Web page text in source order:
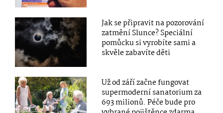
Jak se připravit na pozorování
zatmění Slunce? Speciální
pomůcku si vyrobíte sami a
skvěle zabavíte děti
Už od září začne fungovat
supermoderní sanatorium za
693 milionů. Péče bude pro